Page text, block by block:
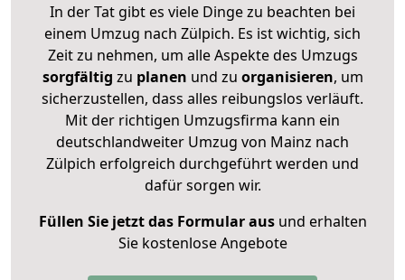
In der Tat gibt es viele Dinge zu beachten bei
einem Umzug nach Zülpich. Es ist wichtig, sich
Zeit zu nehmen, um alle Aspekte des Umzugs
sorgfältig zu planen und zu organisieren, um
sicherzustellen, dass alles reibungslos verläuft.
Mit der richtigen Umzugsfirma kann ein
deutschlandweiter Umzug von Mainz nach
Zülpich erfolgreich durchgeführt werden und
dafür sorgen wir.
Füllen Sie jetzt das Formular ausund erhalten
Sie kostenlose Angebote